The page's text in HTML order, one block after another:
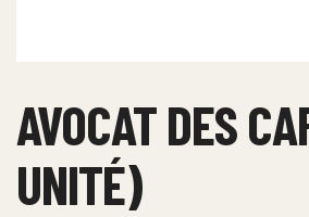
AVOCAT DES
UNITÉ)